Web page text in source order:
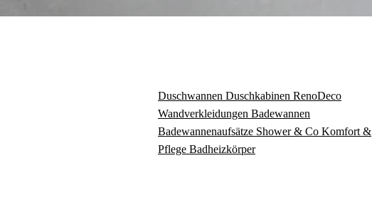
Duschwannen Duschkabinen RenoDeco
Wandverkleidungen Badewannen
Badewannenaufsätze Shower & Co Komfort &
Pflege Badheizkörper